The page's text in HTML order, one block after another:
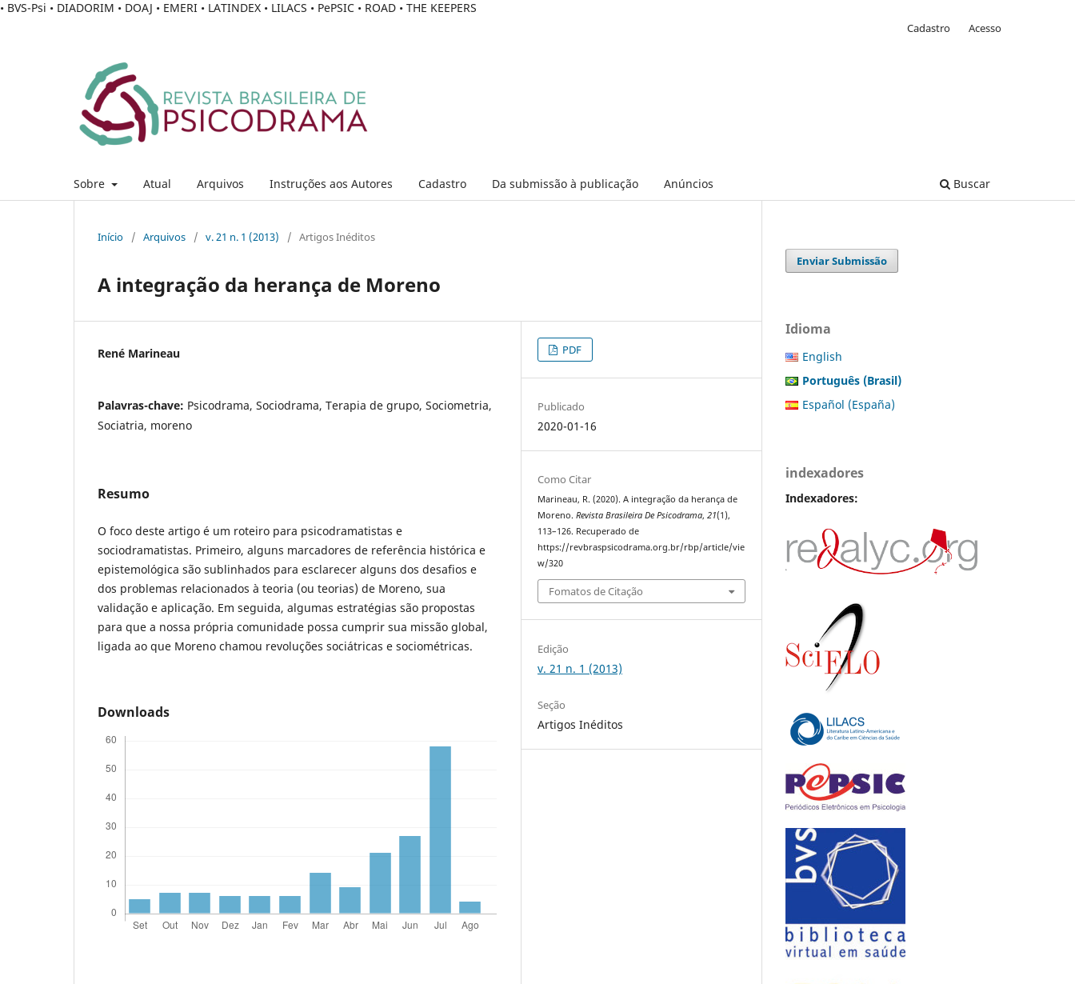
• BVS-Psi • DIADORIM • DOAJ • EMERI • LATINDEX • LILACS • PePSIC • ROAD • THE KEEPERS
Sobre Atual Arquivos Instruções aos Autores Cadastro Da submissão à publicação Anúncios Buscar
Cadastro Acesso
Início / Arquivos / v. 21 n. 1 (2013) / Artigos Inéditos
A integração da herança de Moreno
René Marineau
Palavras-chave: Psicodrama, Sociodrama, Terapia de grupo, Sociometria,
Sociatria, moreno
Resumo
O foco deste artigo é um roteiro para psicodramatistas e
sociodramatistas. Primeiro, alguns marcadores de referência histórica e
epistemológica são sublinhados para esclarecer alguns dos desafios e
dos problemas relacionados à teoria (ou teorias) de Moreno, sua
validação e aplicação. Em seguida, algumas estratégias são propostas
para que a nossa própria comunidade possa cumprir sua missão global,
ligada ao que Moreno chamou revoluções sociátricas e sociométricas.
Downloads
PDF
Publicado
2020-01-16
Como Citar
Marineau, R. (2020). A integração da herança de
Moreno.Revista Brasileira De Psicodrama,21(1),
113–126. Recuperado de
https://revbraspsicodrama.org.br/rbp/article/vie
w/320
Fomatos de Citação
Edição
v. 21 n. 1 (2013)
Seção
Artigos Inéditos
Enviar Submissão
Idioma
English
Português (Brasil)
Español (España)
indexadores
Indexadores: